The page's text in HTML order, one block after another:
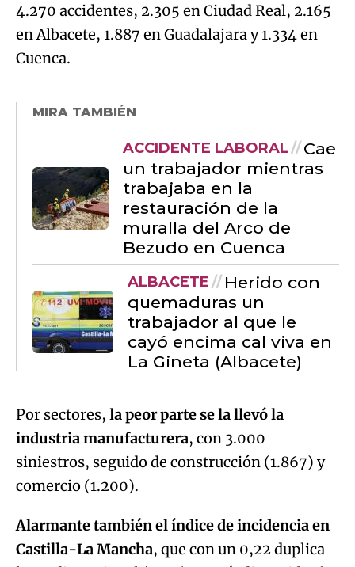
4.270 accidentes, 2.305 en Ciudad Real, 2.165
en Albacete, 1.887 en Guadalajara y 1.334 en
Cuenca.
MIRA TAMBIÉN
ACCIDENTE LABORAL
Cae
un trabajador mientras
trabajaba en la
restauración de la
muralla del Arco de
Bezudo en Cuenca
ALBACETE
Herido con
quemaduras un
trabajador al que le
cayó encima cal viva en
La Gineta (Albacete)
Por sectores, la peor parte se la llevó la
industria manufacturera, con 3.000
siniestros, seguido de construcción (1.867) y
comercio (1.200).
Alarmante también el índice de incidencia en
Castilla-La Mancha, que con un 0,22 duplica